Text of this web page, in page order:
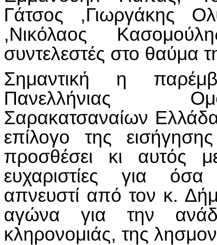
Γάτσος ,Γιωργάκης
,Νικόλαος
συντελεστές στο θαύμα
Σημαντική η
Πανελλήνιας
Σαρακατσαναίων
επίλογο της
προσθέσει κι αυτός
ευχαριστίες για όσα
απνευστί από τον κ.
αγώνα για την
κληρονομιάς, της